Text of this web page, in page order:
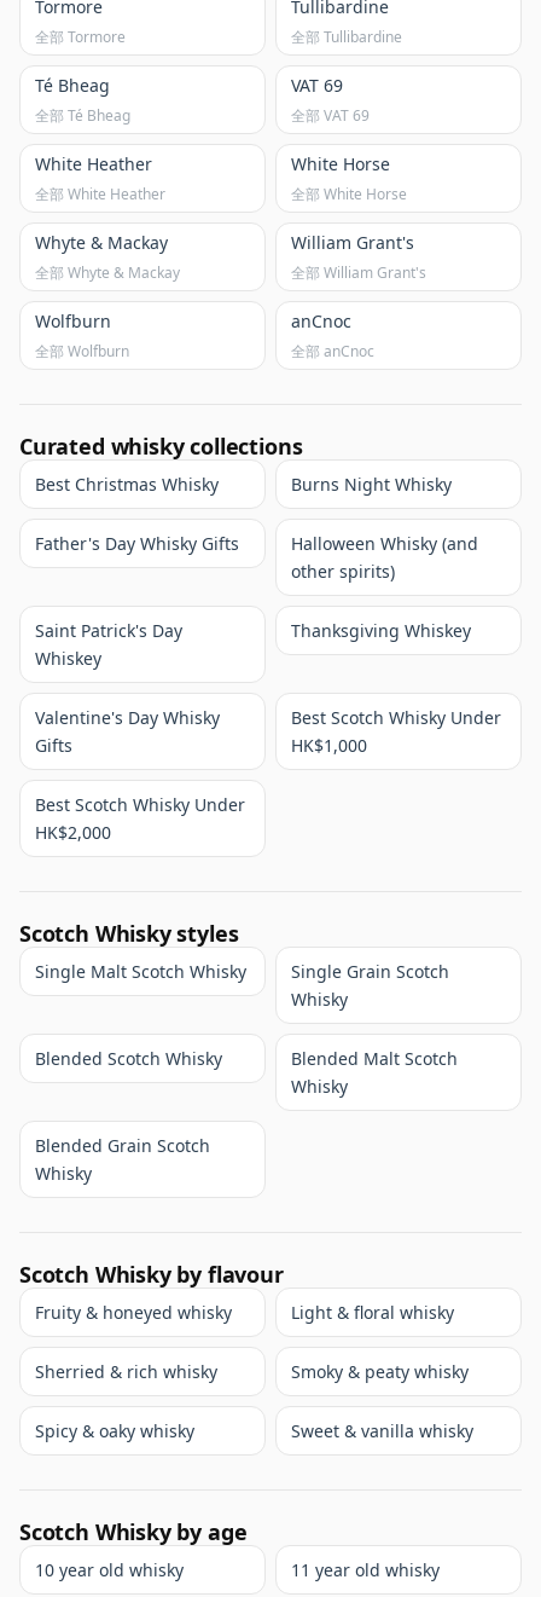
Tormore
全部 Tormore
Tullibardine
全部 Tullibardine
Té Bheag
全部 Té Bheag
VAT 69
全部 VAT 69
White Heather
全部 White Heather
White Horse
全部 White Horse
Whyte & Mackay
全部 Whyte & Mackay
William Grant's
全部 William Grant's
Wolfburn
全部 Wolfburn
anCnoc
全部 anCnoc
Curated whisky collections
Best Christmas Whisky Burns Night Whisky
Father's Day Whisky Gifts
Halloween Whisky (and
other spirits)
Saint Patrick's Day
Whiskey
Thanksgiving Whiskey
Valentine's Day Whisky
Gifts
Best Scotch Whisky Under
HK$1,000
Best Scotch Whisky Under
HK$2,000
Scotch Whisky styles
Single Malt Scotch Whisky
Single Grain Scotch
Whisky
Blended Scotch Whisky
Blended Malt Scotch
Whisky
Blended Grain Scotch
Whisky
Scotch Whisky by flavour
Fruity & honeyed whisky Light & floral whisky
Sherried & rich whisky Smoky & peaty whisky
Spicy & oaky whisky Sweet & vanilla whisky
Scotch Whisky by age
10 year old whisky 11 year old whisky